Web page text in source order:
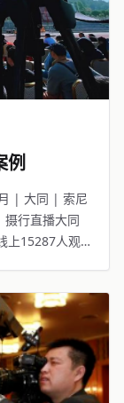
例
| 大同 | 索尼
行直播大同
上15287人观